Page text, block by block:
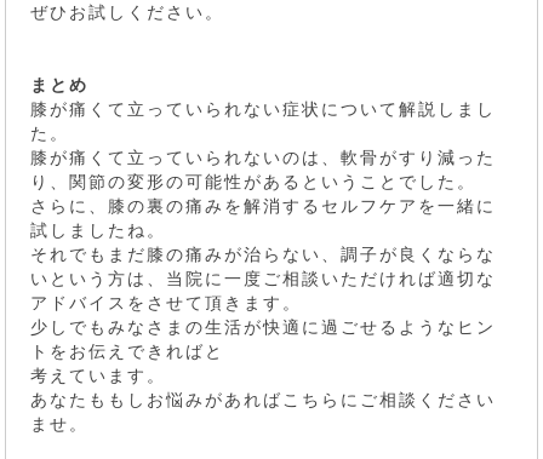
ぜひお試しください。
まとめ
膝が痛くて立っていられない症状について解説しまし
た。
膝が痛くて立っていられないのは、軟骨がすり減った
り、関節の変形の可能性があるということでした。
さらに、膝の裏の痛みを解消するセルフケアを一緒に
試しましたね。
それでもまだ膝の痛みが治らない、調子が良くならな
いという方は、当院に一度ご相談いただければ適切な
アドバイスをさせて頂きます。
少しでもみなさまの生活が快適に過ごせるようなヒン
トをお伝えできればと
考えています。
あなたももしお悩みがあればこちらにご相談ください
ませ。